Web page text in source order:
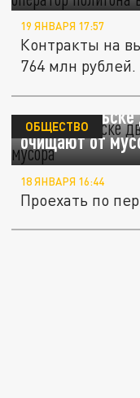
19 ЯНВАРЯ 17:57
Контракты на
764 млн рублей.
В
очищают от
ОБЩЕСТВО
18 ЯНВАРЯ 16:44
Проехать по